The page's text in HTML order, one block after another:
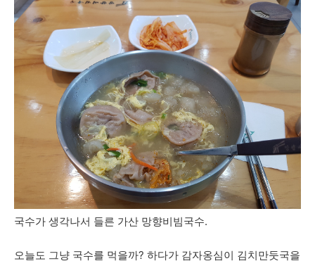
국수가 생각나서 들른 가산 망향비빔국수.
오늘도 그냥 국수를 먹을까? 하다가 감자옹심이 김치만둣국을